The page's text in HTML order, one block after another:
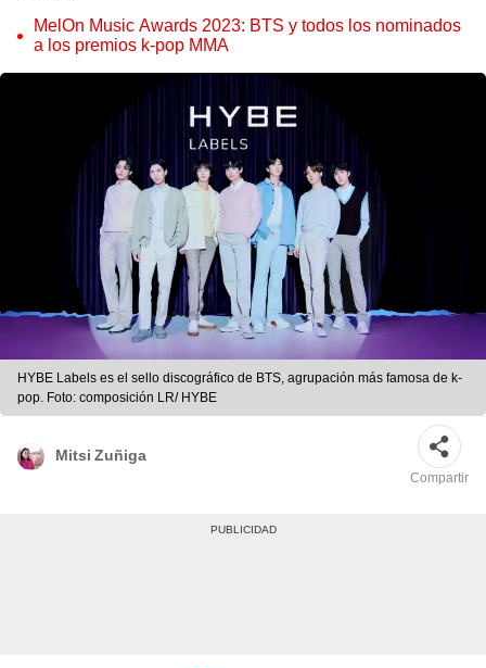
MelOn Music Awards 2023: BTS y todos los nominados
a los premios k-pop MMA
HYBE Labels es el sello discográfico de BTS, agrupación más famosa de k-
pop. Foto: composición LR/ HYBE
Mitsi Zuñiga
Compartir